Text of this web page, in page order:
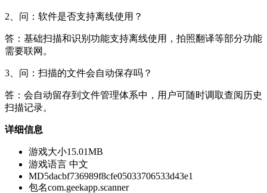
2、问：软件是否支持离线使用？
答：基础扫描和识别功能支持离线使用，拍照翻译等部分功能
需要联网。
3、问：扫描的文件会自动保存吗？
答：会自动留存到文件管理体系中，用户可随时调取查阅历史
扫描记录。
详细信息
游戏大小15.01MB
游戏语言 中文
MD5dacbf736989f8cfe05033706533d43e1
包名com.geekapp.scanner